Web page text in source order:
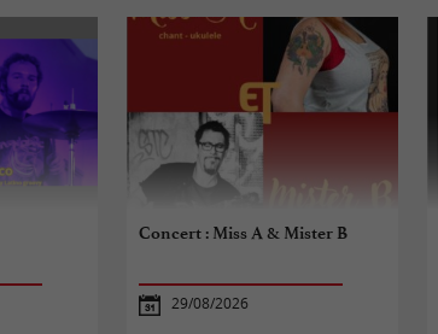
Concert : Miss A & Mister B
29/08/2026